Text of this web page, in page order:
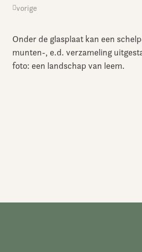
Vorige
vorige
Onder de glasplaat kan een
munten-, e.d. verzameling
foto: een landschap van leem.